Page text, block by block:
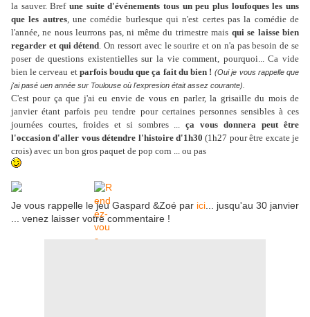
la sauver. Bref une suite d'événements tous un peu plus loufoques les uns
que les autres, une comédie burlesque qui n'est certes pas la comédie de
l'année, ne nous leurrons pas, ni même du trimestre mais qui se laisse bien
regarder et qui détend. On ressort avec le sourire et on n'a pas besoin de se
poser de questions existentielles sur la vie comment, pourquoi... Ca vide
bien le cerveau et parfois boudu que ça fait du bien ! (Oui je vous rappelle que
j'ai pasé uen année sur Toulouse où l'expresion était assez courante).
C'est pour ça que j'ai eu envie de vous en parler, la grisaille du mois de
janvier étant parfois peu tendre pour certaines personnes sensibles à ces
journées courtes, froides et si sombres ...ça vous donnera peut être
l'occasion d'aller vous détendre l'histoire d'1h30 (1h27 pour être excate je
crois) avec un bon gros paquet de pop corn ... ou pas
Je vous rappelle le jeu Gaspard &Zoé par ici ... jusqu'au 30 janvier
... venez laisser votre commentaire !